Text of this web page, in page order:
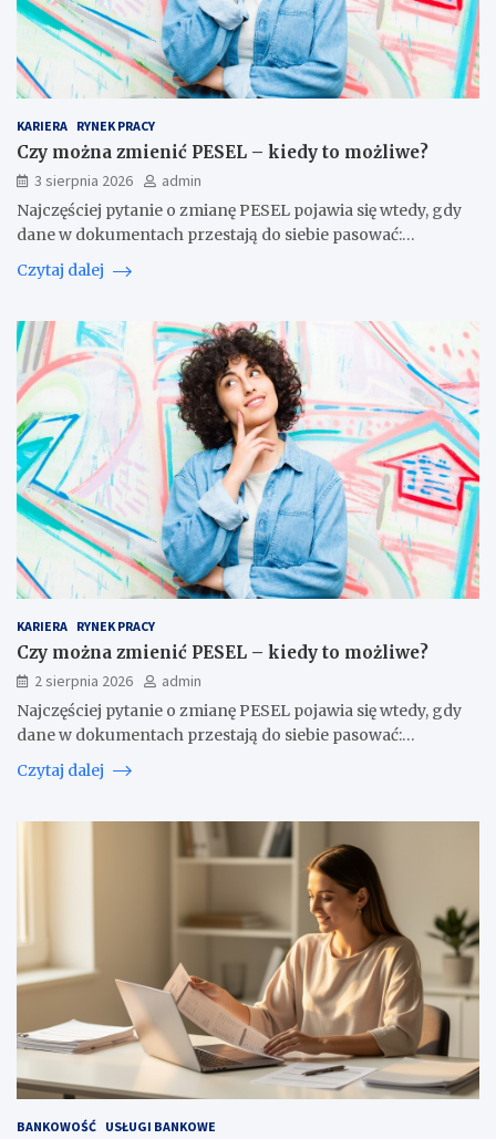
KARIERA RYNEK PRACY
Czy można zmienić PESEL – kiedy to możliwe?
3 sierpnia 2026
admin
Najczęściej pytanie o zmianę PESEL pojawia się wtedy, gdy
dane w dokumentach przestają do siebie pasować:…
Czytaj dalej
KARIERA RYNEK PRACY
Czy można zmienić PESEL – kiedy to możliwe?
2 sierpnia 2026
admin
Najczęściej pytanie o zmianę PESEL pojawia się wtedy, gdy
dane w dokumentach przestają do siebie pasować:…
Czytaj dalej
BANKOWOŚĆ USŁUGI BANKOWE